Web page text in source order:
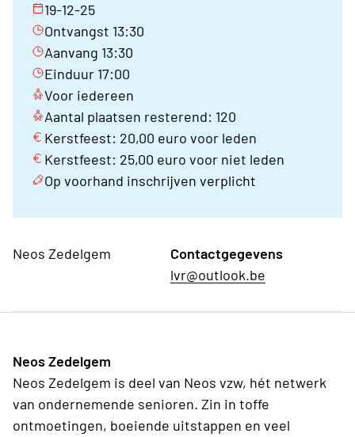
19-12-25
Ontvangst 13:30
Aanvang 13:30
Einduur 17:00
Voor iedereen
Aantal plaatsen resterend: 120
Kerstfeest: 20,00 euro voor leden
Kerstfeest: 25,00 euro voor niet leden
Op voorhand inschrijven verplicht
Neos Zedelgem
Contactgegevens
lvr@outlook.be
Neos Zedelgem
Neos Zedelgem is deel van Neos vzw, hét netwerk
van ondernemende senioren. Zin in toffe
ontmoetingen, boeiende uitstappen en veel